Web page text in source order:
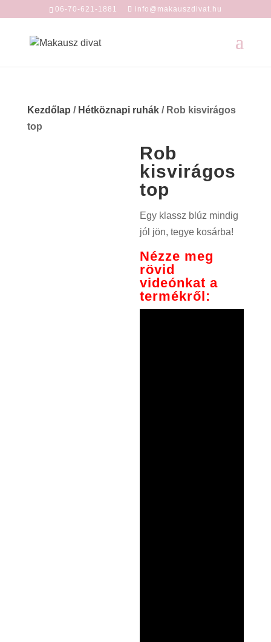
06-70-621-1881 info@makauszdivat.hu
Kezdőlap / Hétköznapi ruhák/ Rob kisvirágos
top
Rob
kisvirágos
top
Egy klassz blúz mindig
jól jön, tegye kosárba!
Nézze meg
rövid
videónkat a
termékről: